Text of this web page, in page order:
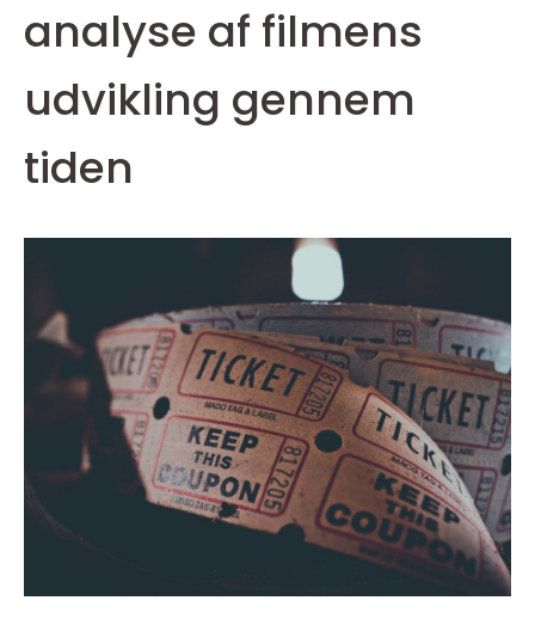
analyse af filmens
udvikling gennem
tiden